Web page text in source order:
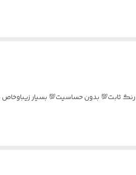
نگین مخارج کاری شده اتم زیروکنیا عیار ۹۲۵ابکاری طلا رنگ